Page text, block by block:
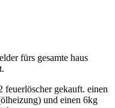
fürs gesamte haus
gekauft. einen
und einen 6kg